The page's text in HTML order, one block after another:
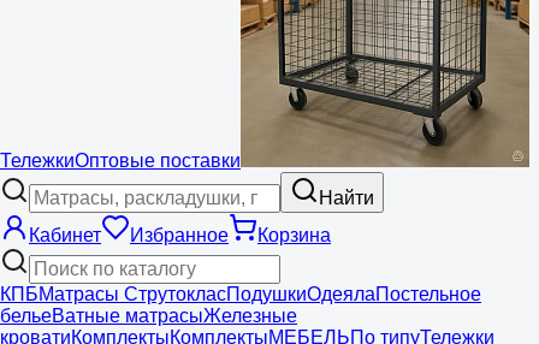
ТележкиОптовые поставки
Найти
Кабинет
Избранное Корзина
КПБМатрасы СтрутокласПодушкиОдеялаПостельное
бельеВатные матрасыЖелезные
кроватиКомплектыКомплектыМЕБЕЛЬПо типуТележки